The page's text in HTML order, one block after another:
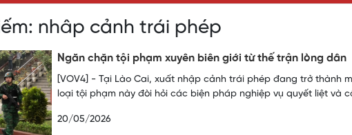
nhâp cảnh trái phép
Ngăn chặn tội phạm xuyên biên giới từ thế trận lòng dân
[VOV4] - Tại Lào Cai, xuất nhập cảnh trái phép đang trở thành
loại tội phạm này đòi hỏi các biện pháp nghiệp vụ quyết liệt và
20/05/2026